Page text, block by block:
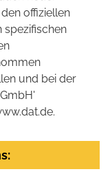
offiziellen
spezifischen
und bei der